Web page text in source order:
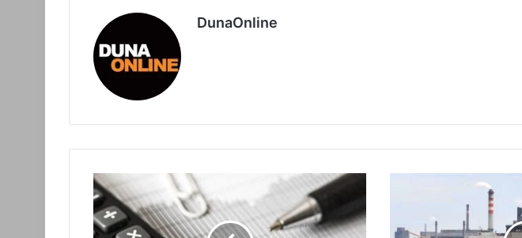
DunaOnline
Szerdától
még
szélesebb
körben
fedezet,